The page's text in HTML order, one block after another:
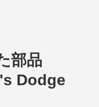
部品
Dodge